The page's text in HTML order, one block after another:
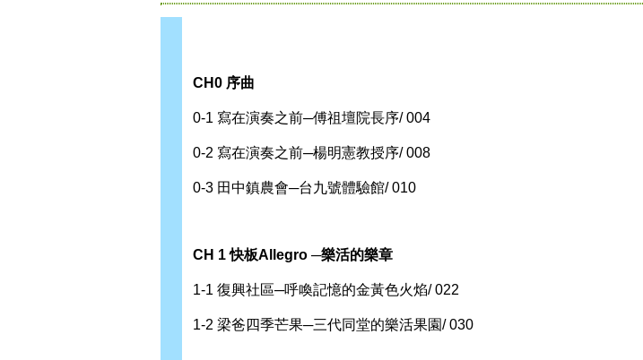
CH0 序曲
0-1 寫在演奏之前─傅祖壇院長序/ 004
0-2 寫在演奏之前─楊明憲教授序/ 008
0-3 田中鎮農會─台九號體驗館/ 010
CH 1快板Allegro ─樂活的樂章
1-1 復興社區─呼喚記憶的金黃色火焰/ 022
1-2 梁爸四季芒果─三代同堂的樂活果園/ 030